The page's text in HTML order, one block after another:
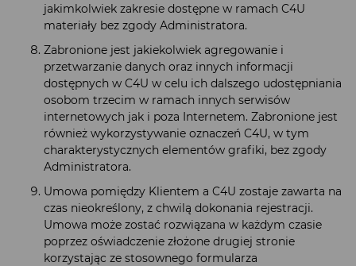
jakimkolwiek zakresie dostępne w ramach C4U
materiały bez zgody Administratora.
Zabronione jest jakiekolwiek agregowanie i
przetwarzanie danych oraz innych informacji
dostępnych w C4U w celu ich dalszego udostępniania
osobom trzecim w ramach innych serwisów
internetowych jak i poza Internetem. Zabronione jest
również wykorzystywanie oznaczeń C4U, w tym
charakterystycznych elementów grafiki, bez zgody
Administratora.
Umowa pomiędzy Klientem a C4U zostaje zawarta na
czas nieokreślony, z chwilą dokonania rejestracji.
Umowa może zostać rozwiązana w każdym czasie
poprzez oświadczenie złożone drugiej stronie
korzystając ze stosownego formularza